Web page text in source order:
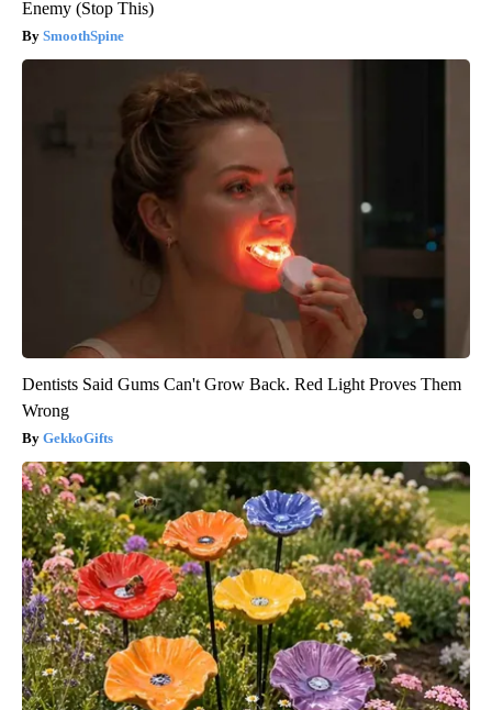
Enemy (Stop This)
SmoothSpine
Dentists Said Gums Can't Grow Back. Red Light Proves Them
Wrong
GekkoGifts